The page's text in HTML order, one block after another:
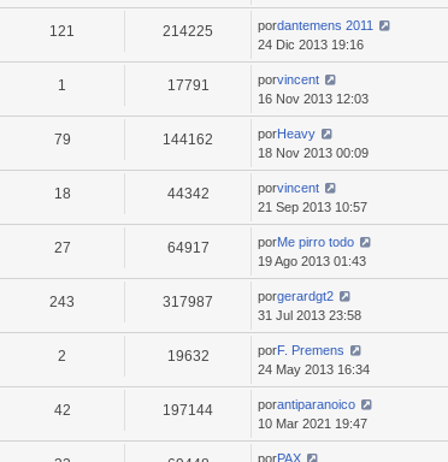
121 214225 pordantemens 2011
24 Dic 2013 19:16
1 17791 porvincent
16 Nov 2013 12:03
79 144162 porHeavy
18 Nov 2013 00:09
18 44342 porvincent
21 Sep 2013 10:57
27 64917 porMe pirro todo
19 Ago 2013 01:43
243 317987 porgerardgt2
31 Jul 2013 23:58
2 19632 porF. Premens
24 May 2013 16:34
42 197144 porantiparanoico
10 Mar 2021 19:47
porPAX